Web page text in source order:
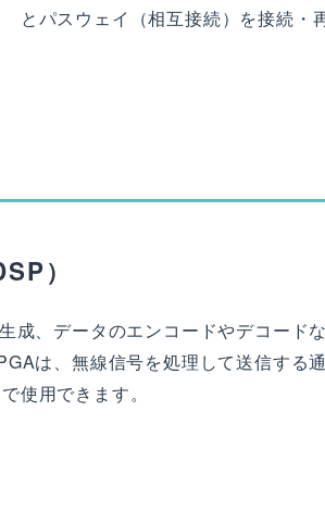
とパスウェイ（相互接続）を接続
）
成、データのエンコードやデコード
は、無線信号を処理して送信する
使用できます。